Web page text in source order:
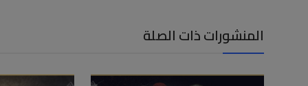
المنشورات ذات الصلة